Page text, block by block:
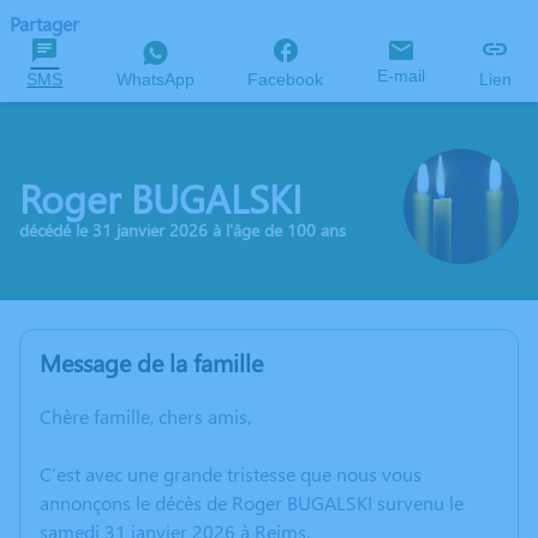
Partager
SMS WhatsApp Facebook E-mail Lien
Roger BUGALSKI
décédé le 31 janvier 2026 à l'âge de 100 ans
Message de la famille
Chère famille, chers amis,
C’est avec une grande tristesse que nous vous
annonçons le décès de Roger BUGALSKI survenu le
samedi 31 janvier 2026 à Reims.